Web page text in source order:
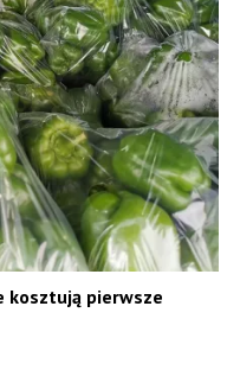
kosztują pierwsze